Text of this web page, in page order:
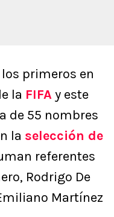
primeros en
la FIFAy este
de 55 nombres
la selección de
referentes
Rodrigo De
Martínez